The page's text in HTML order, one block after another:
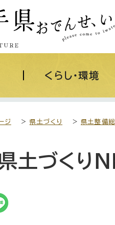
くらし・環境
ジ > 県土づくり > 県土整備
土づく